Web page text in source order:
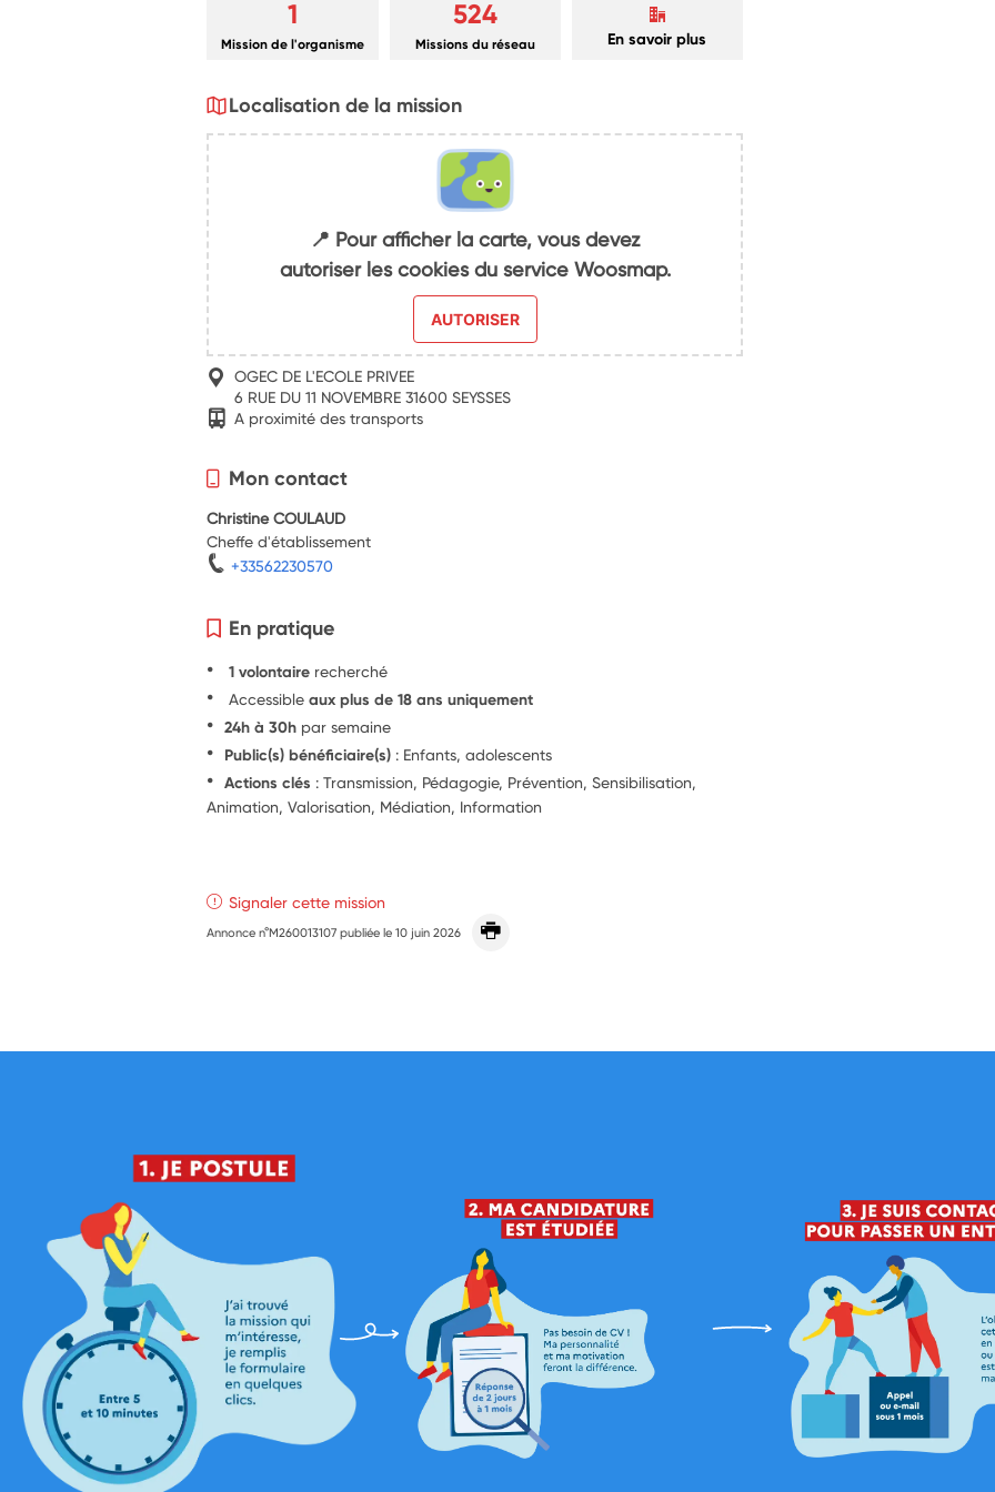
1
Mission de l'organisme
524
Missions du réseau En savoir plus
Localisation de la mission
📍 Pour afficher la carte, vous devez
autoriser les cookies du service Woosmap.
AUTORISER
OGEC DE L'ECOLE PRIVEE
6 RUE DU 11 NOVEMBRE 31600 SEYSSES
A proximité des transports
Mon contact
Christine COULAUD
Cheffe d'établissement
+33562230570
En pratique
1 volontaire recherché
Accessibleaux plus de 18 ans uniquement
24h à 30h par semaine
Public(s) bénéficiaire(s) : Enfants, adolescents
Actions clés : Transmission, Pédagogie, Prévention, Sensibilisation,
Animation, Valorisation, Médiation, Information
Signaler cette mission
Annonce n°M260013107 publiée le10 juin 2026